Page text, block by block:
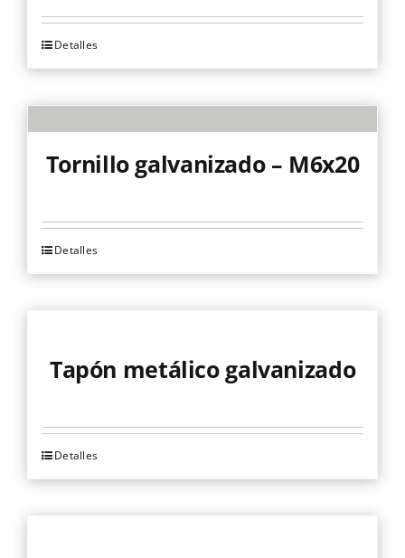
Detalles
Tornillo galvanizado – M6x20
Detalles
Tapón metálico galvanizado
Detalles